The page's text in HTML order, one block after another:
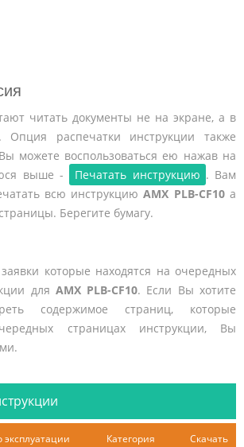
читать документы не на экране, а в
Опция распечатки инструкции также
можете воспользоваться ею нажав на
выше -
Печатать инструкцию . Вам
всю инструкциюAMX PLB-CF10а
Берегите бумагу.
которые находятся на очередных
для AMX PLB-CF10. Если Вы хотите
содержимое страниц, которые
страницах инструкции, Вы
эксплуатации Категория Скачать